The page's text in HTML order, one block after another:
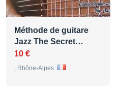
Méthode de guitare
Jazz The Secret…
10 €
, Rhône-Alpes